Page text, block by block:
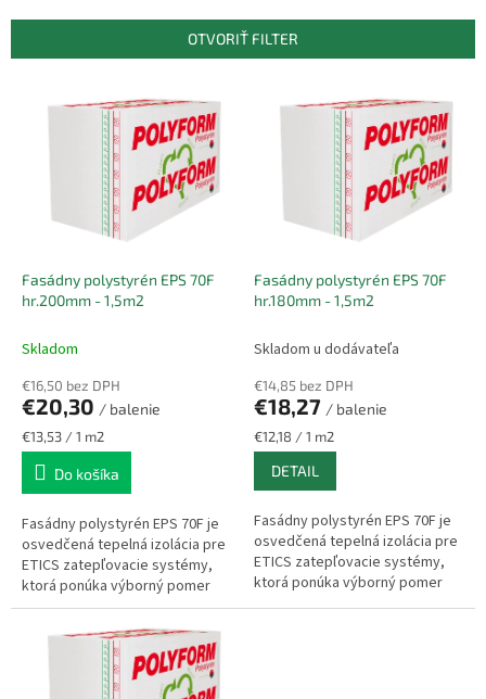
i
OTVORIŤ FILTER
Fasádny polystyrén EPS 70F
hr.200mm - 1,5m2
Skladom
€16,50 bez DPH
€20,30 / balenie
Jednotková
cena:
€13,53 / 1 m2
Do košíka
Fasádny polystyrén EPS 70F je
osvedčená tepelná izolácia pre
ETICS zatepľovacie systémy,
ktorá ponúka výborný pomer
ceny a výkonu. Vyznačuje sa
nízkou hmotnosťou,
jednoduchou...
Fasádny polystyrén EPS 70F
hr.180mm - 1,5m2
Skladom u dodávateľa
€14,85 bez DPH
€18,27 / balenie
Jednotková
cena:
€12,18 / 1 m2
DETAIL
Fasádny polystyrén EPS 70F je
osvedčená tepelná izolácia pre
ETICS zatepľovacie systémy,
ktorá ponúka výborný pomer
ceny a výkonu. Vyznačuje sa